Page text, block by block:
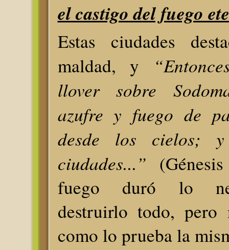
el castigo del fuego
Estas ciudades
maldad, y
llover sobre
azufre y fuego de
desde los cielos;
ciudades...”
fuego duró lo
destruirlo todo, pero
como lo prueba la